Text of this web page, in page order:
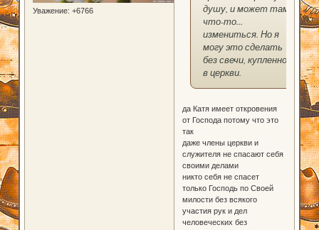
Уважение: +6766
душу, и может там
что-то...
измениться. Но я
могу это сделать
без свечи, купленной
в церкви.
да Катя имеет откровения
от Господа потому что это
так
даже члены церкви и
служителя не спасают себя
своими делами
никто себя не спасет
только Господь по Своей
милости без всякого
участия рук и дел
человеческих без